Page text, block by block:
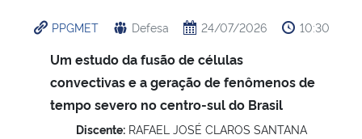
PPGMET Defesa 24/07/2026 10:30
Um estudo da fusão de células
convectivas e a geração de fenômenos de
tempo severo no centro-sul do Brasil
Discente: RAFAEL JOSÉ CLAROS SANTANA